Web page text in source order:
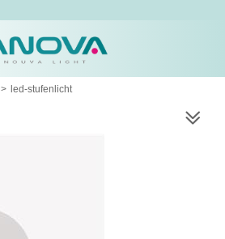
> led-stufenlicht